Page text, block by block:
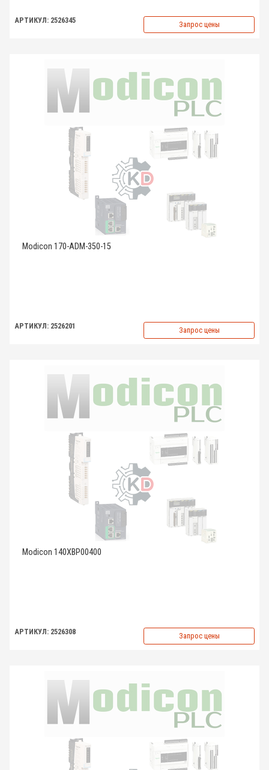
АРТИКУЛ: 2526345 Запрос цены
Modicon 170-ADM-350-15
АРТИКУЛ: 2526201 Запрос цены
Modicon 140XBP00400
АРТИКУЛ: 2526308 Запрос цены